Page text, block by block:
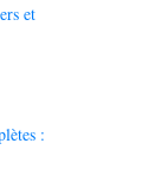
et
: